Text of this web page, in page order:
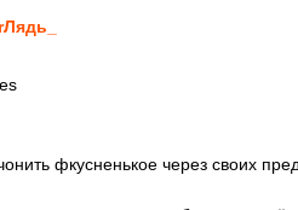
фкусненькое через своих